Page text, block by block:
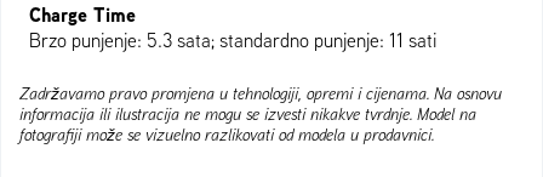
Charge Time
Brzo punjenje: 5.3 sata; standardno punjenje: 11 sati
Zadržavamo pravo promjena u tehnologiji, opremi i cijenama. Na osnovu
informacija ili ilustracija ne mogu se izvesti nikakve tvrdnje. Model na
fotografiji može se vizuelno razlikovati od modela u prodavnici.